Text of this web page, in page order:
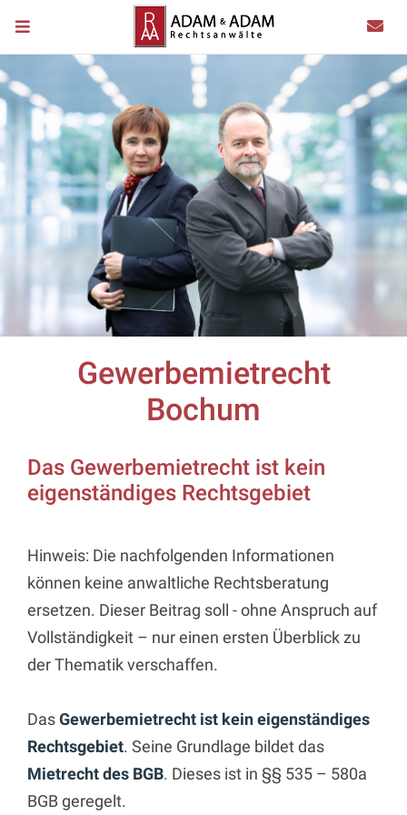
Gewerbemietrecht
Bochum
Das Gewerbemietrecht ist kein
eigenständiges Rechtsgebiet
Hinweis: Die nachfolgenden Informationen
können keine anwaltliche Rechtsberatung
ersetzen. Dieser Beitrag soll - ohne Anspruch auf
Vollständigkeit – nur einen ersten Überblick zu
der Thematik verschaffen.
DasGewerbemietrecht ist kein eigenständiges
Rechtsgebiet. Seine Grundlage bildet das
Mietrecht des BGB. Dieses ist in §§ 535 – 580a
BGB geregelt.